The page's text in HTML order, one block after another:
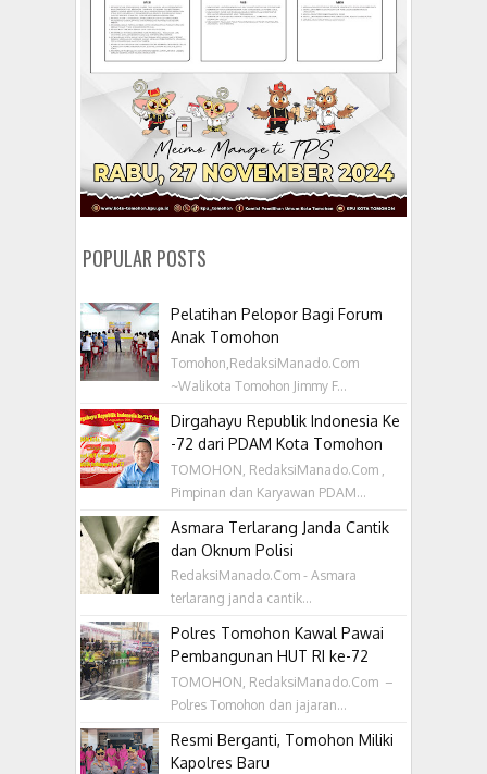
POPULAR POSTS
Pelatihan Pelopor Bagi Forum
Anak Tomohon
Tomohon,RedaksiManado.Com
~Walikota Tomohon Jimmy F...
Dirgahayu Republik Indonesia Ke
-72 dari PDAM Kota Tomohon
TOMOHON, RedaksiManado.Com ,
Pimpinan dan Karyawan PDAM...
Asmara Terlarang Janda Cantik
dan Oknum Polisi
RedaksiManado.Com - Asmara
terlarang janda cantik...
Polres Tomohon Kawal Pawai
Pembangunan HUT RI ke-72
TOMOHON, RedaksiManado.Com –
Polres Tomohon dan jajaran...
Resmi Berganti, Tomohon Miliki
Kapolres Baru